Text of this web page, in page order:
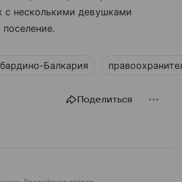
с несколькими девушками
поселение.
Балкария
Поделиться